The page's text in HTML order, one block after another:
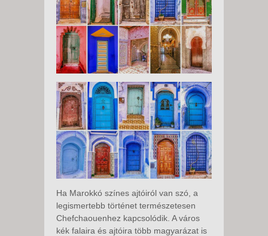
Ha Marokkó színes ajtóiról van szó, a
legismertebb történet természetesen
Chefchaouenhez kapcsolódik. A város
kék falaira és ajtóira több magyarázat is